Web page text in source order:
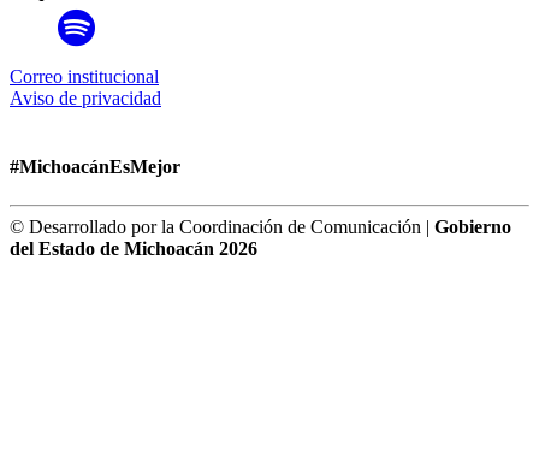
Correo institucional
Aviso de privacidad
#MichoacánEsMejor
© Desarrollado por la Coordinación de Comunicación | Gobierno
del Estado de Michoacán 2026